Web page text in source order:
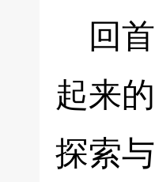
回
起来
探索与